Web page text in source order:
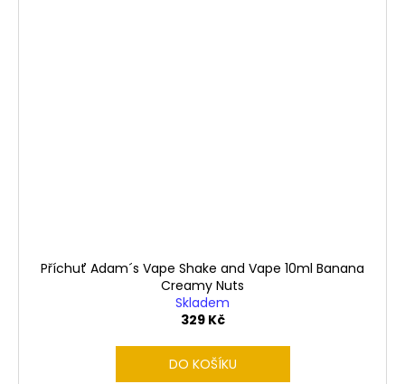
Příchuť Adam´s Vape Shake and Vape 10ml Banana
Creamy Nuts
Skladem
329 Kč
DO KOŠÍKU